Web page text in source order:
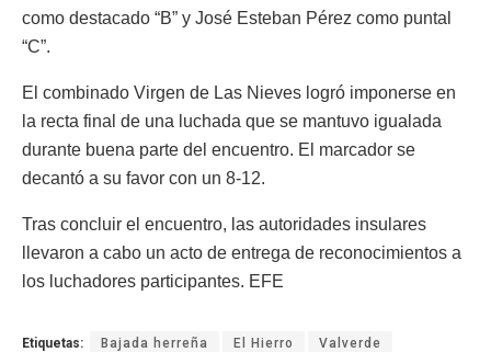
como destacado “B” y José Esteban Pérez como puntal
“C”.
El combinado Virgen de Las Nieves logró imponerse en
la recta final de una luchada que se mantuvo igualada
durante buena parte del encuentro. El marcador se
decantó a su favor con un 8-12.
Tras concluir el encuentro, las autoridades insulares
llevaron a cabo un acto de entrega de reconocimientos a
los luchadores participantes. EFE
Etiquetas: Bajada herreña El Hierro Valverde